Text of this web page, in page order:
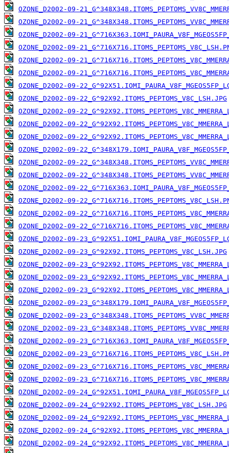
OZONE_D2002-09-
OZONE_D2002-09-
OZONE_D2002-09-
OZONE_D2002-09-
OZONE_D2002-09-
OZONE_D2002-09-
OZONE_D2002-09-
OZONE_D2002-09-22_G^92X92.ITOMS_PEPTOMS_V8C_LSH.JPG
OZONE_D2002-09-
OZONE_D2002-09-
OZONE_D2002-09-
OZONE_D2002-09-
OZONE_D2002-09-
OZONE_D2002-09-
OZONE_D2002-09-
OZONE_D2002-09-
OZONE_D2002-09-
OZONE_D2002-09-
OZONE_D2002-09-
OZONE_D2002-09-23_G^92X92.ITOMS_PEPTOMS_V8C_LSH.JPG
OZONE_D2002-09-
OZONE_D2002-09-
OZONE_D2002-09-
OZONE_D2002-09-
OZONE_D2002-09-
OZONE_D2002-09-
OZONE_D2002-09-
OZONE_D2002-09-
OZONE_D2002-09-
OZONE_D2002-09-
OZONE_D2002-09-
OZONE_D2002-09-24_G^92X92.ITOMS_PEPTOMS_V8C_LSH.JPG
OZONE_D2002-09-
OZONE_D2002-09-
OZONE_D2002-09-